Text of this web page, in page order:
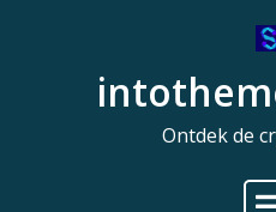
Ontdek de